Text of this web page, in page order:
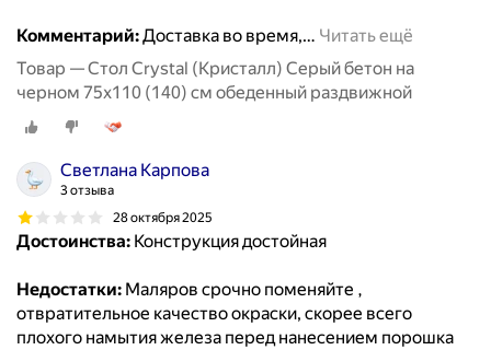
Комментарий:Доставка во время,… Читать ещё
Товар — Стол Crystal (Кристалл) Серый бетон на
черном 75х110 (140) см обеденный раздвижной
Светлана Карпова
3 отзыва
28 октября 2025
Достоинства: Конструкция достойная
Недостатки: Маляров срочно поменяйте ,
отвратительное качество окраски, скорее всего
плохого намытия железа перед нанесением порошка